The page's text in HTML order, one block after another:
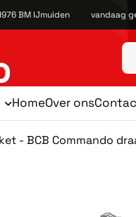
BM IJmuiden vandaag
HomeOver ons
- BCB Commando